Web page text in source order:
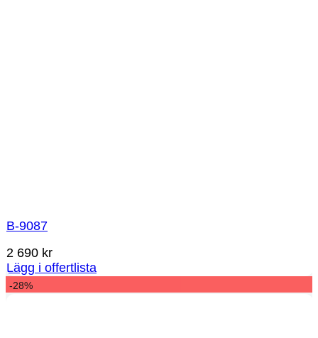
B-9087
2 690 kr
Lägg i offertlista
-28%